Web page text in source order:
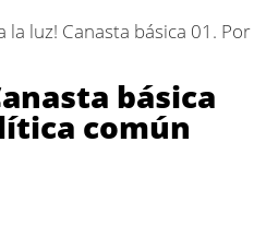
la luz! Canasta básica 01. Por
básica
común